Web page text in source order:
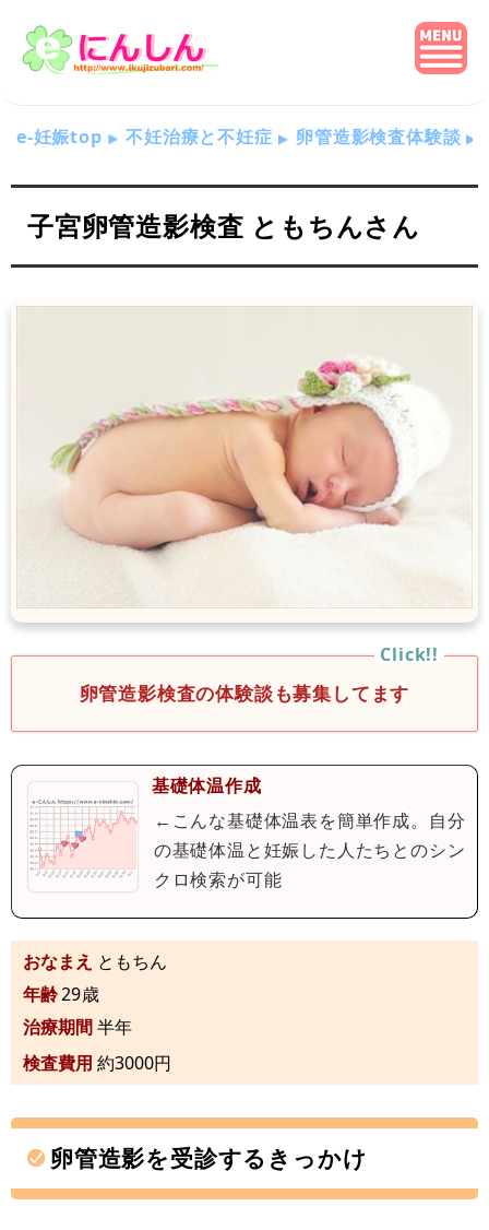
e-妊娠top 不妊治療と不妊症 卵管造影検査体験談
子宮卵管造影検査 ともちんさん
卵管造影検査の体験談も募集してます
基礎体温作成
←こんな基礎体温表を簡単作成。自分
の基礎体温と妊娠した人たちとのシン
クロ検索が可能
おなまえ ともちん
年齢29歳
治療期間半年
検査費用 約3000円
卵管造影を受診するきっかけ